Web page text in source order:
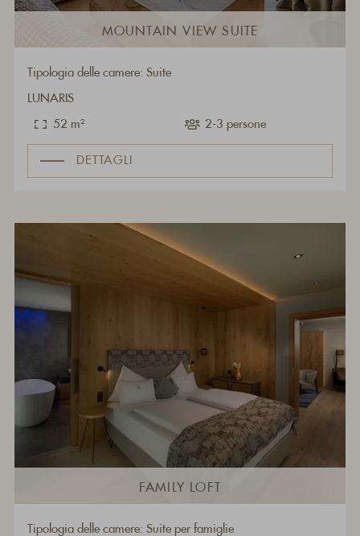
MOUNTAIN VIEW SUITE
Tipologia delle camere: Suite
LUNARIS
52 m² 2-3 persone
DETTAGLI
FAMILY LOFT
Tipologia delle camere: Suite per famiglie